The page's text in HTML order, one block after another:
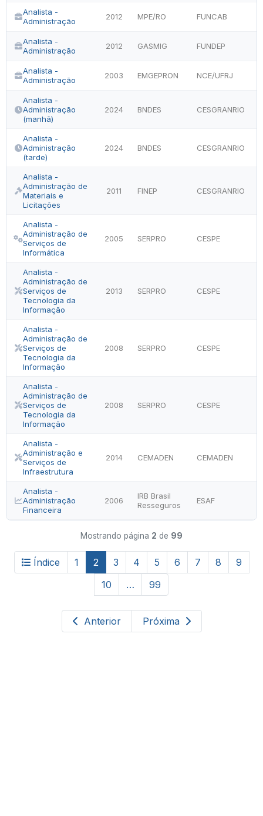
Analista -
Administração
2012 MPE/RO FUNCAB
Analista -
Administração
2012 GASMIG FUNDEP
Analista -
Administração
2003 EMGEPRON NCE/UFRJ
Analista -
Administração
(manhã)
2024 BNDES CESGRANRIO
Analista -
Administração
(tarde)
2024 BNDES CESGRANRIO
Analista -
Administração de
Materiais e
Licitações
2011 FINEP CESGRANRIO
Analista -
Administração de
Serviços de
Informática
2005 SERPRO CESPE
Analista -
Administração de
Serviços de
Tecnologia da
Informação
2013 SERPRO CESPE
Analista -
Administração de
Serviços de
Tecnologia da
Informação
2008 SERPRO CESPE
Analista -
Administração de
Serviços de
Tecnologia da
Informação
2008 SERPRO CESPE
Analista -
Administração e
Serviços de
Infraestrutura
2014 CEMADEN CEMADEN
Analista -
Administração
Financeira
2006
IRB Brasil
Resseguros
ESAF
Mostrando página 2 de 99
Índice 1 2 3 4 5 6 7 8
9
10
… 99
Anterior Próxima